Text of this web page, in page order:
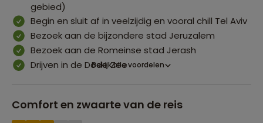
gebied)
Begin en sluit af in veelzijdig en vooral chill Tel Aviv
Bezoek aan de bijzondere stad Jeruzalem
Bezoek aan de Romeinse stad Jerash
Drijven in de Dode ZeeBekijk alle voordelen
Comfort en zwaarte van de reis